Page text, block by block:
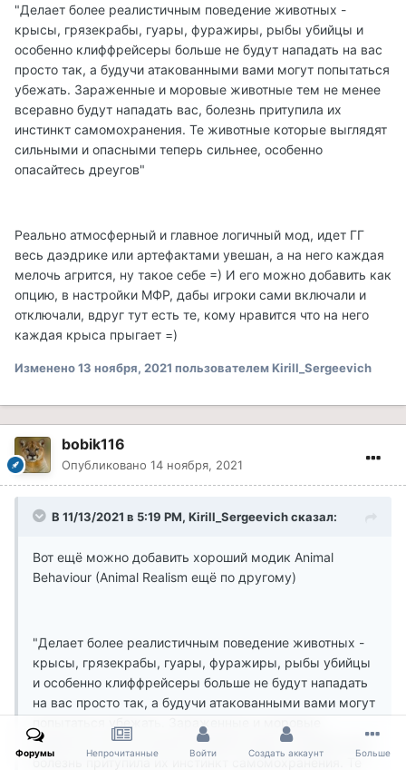
"Делает более реалистичным поведение животных -
крысы, грязекрабы, гуары, фуражиры, рыбы убийцы и
особенно клиффрейсеры больше не будут нападать на вас
просто так, а будучи атакованными вами могут попытаться
убежать. Зараженные и моровые животные тем не менее
всеравно будут нападать вас, болезнь притупила их
инстинкт самомохранения. Те животные которые выглядят
сильными и опасными теперь сильнее, особенно
опасайтесь дреугов"
Реально атмосферный и главное логичный мод, идет ГГ
весь даэдрике или артефактами увешан, а на него каждая
мелочь агрится, ну такое себе =) И его можно добавить как
опцию, в настройки МФР, дабы игроки сами включали и
отключали, вдруг тут есть те, кому нравится что на него
каждая крыса прыгает =)
Изменено13 ноября, 2021 пользователем Kirill_Sergeevich
bobik116
Опубликовано 14 ноября, 2021
В 11/13/2021 в 5:19 PM, Kirill_Sergeevich сказал:
Вот ещё можно добавить хороший модик Animal
Behaviour (Animal Realism ещё по другому)
"Делает более реалистичным поведение животных -
крысы, грязекрабы, гуары, фуражиры, рыбы убийцы
и особенно клиффрейсеры больше не будут нападать
на вас просто так, а будучи атакованными вами могут
животные тем не менее всеравно будут нападать вас,
болезнь притупила их инстинкт самомохранения. Те
Форумы Непрочитанные Войти Создать аккаунт Больше